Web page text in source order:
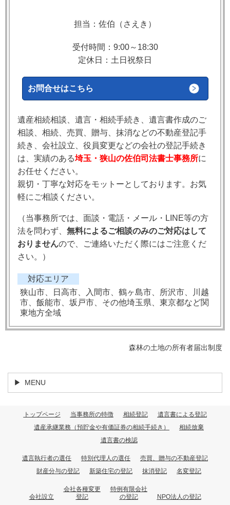
担当：佐伯（さえき）
受付時間：9:00～18:30
定休日：土日祝祭日
お問合せはこちら
遺産相続相談、遺言・相続手続き、遺言書作成のご
相談、相続、売買、贈与、抹消などの不動産登記手
続き、会社設立、役員変更などの会社の登記手続き
は、実績のある埼玉・狭山の佐伯司法書士事務所に
お任せください。
親切・丁寧な対応をモットーとしております。お気
軽にご相談ください。
（当事務所では、 面談・電話・メール・LINE等の方
法を問わず、 無料によるご相談のみのご対応はして
おりませんので、ご連絡いただく際にはご注意くだ
さい。）
対応エリア
狭山市、日高市、入間市、鶴ヶ島市、所沢市、川越
市、飯能市、坂戸市、その他埼玉県、東京都など関
東地方全域
森林の土地の所有者届出制度
MENU
トップページ 当事務所の特徴 相続登記
遺言書による登記
遺産承継業務（預貯金や有価証券の相続手続き）
相続放棄
遺言書の検認
遺言執行者の選任 特別代理人の選任
売買、贈与の不動産登記
財産分与の登記
新築住宅の登記 抹消登記 名変登記
会社設立
会社各種変更
登記
特例有限会社
の登記
NPO法人の登記